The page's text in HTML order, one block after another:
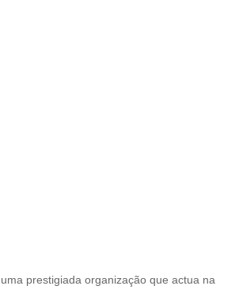
prestigiada organização que actua na